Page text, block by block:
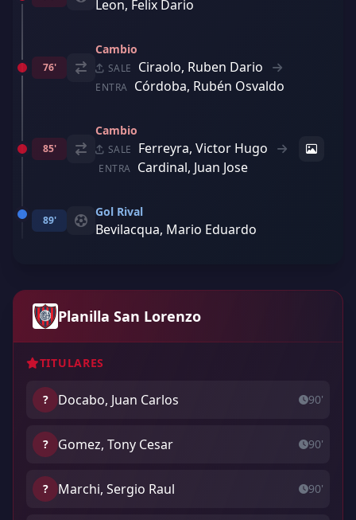
Leon, Felix Dario
76'
Cambio
SALE Ciraolo, Ruben Dario
ENTRA Córdoba, Rubén Osvaldo
85'
Cambio
SALE Ferreyra, Victor Hugo
ENTRA Cardinal, Juan Jose
89'
Gol Rival
Bevilacqua, Mario Eduardo
Planilla San Lorenzo
TITULARES
? Docabo, Juan Carlos 90'
? Gomez, Tony Cesar 90'
? Marchi, Sergio Raul 90'